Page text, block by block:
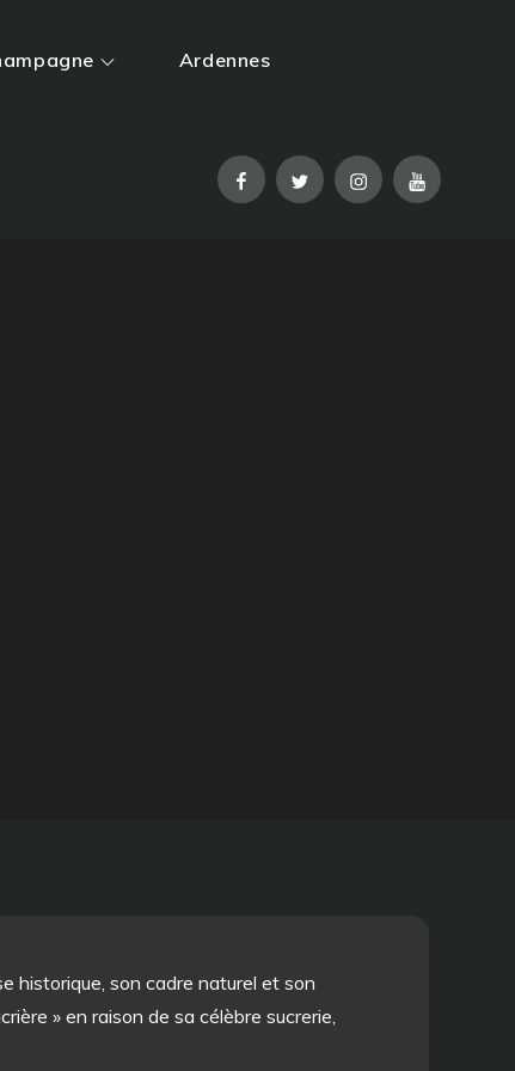
Ardennes
FacebookTwitterInstagramYouTube
historique, son cadre naturel et son
» en raison de sa célèbre sucrerie,